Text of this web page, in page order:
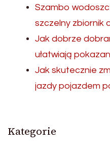
Szambo
szczelny zbiornik
Jak dobrze
ułatwiają
Jak skutecznie
jazdy pojazdem
Kategorie